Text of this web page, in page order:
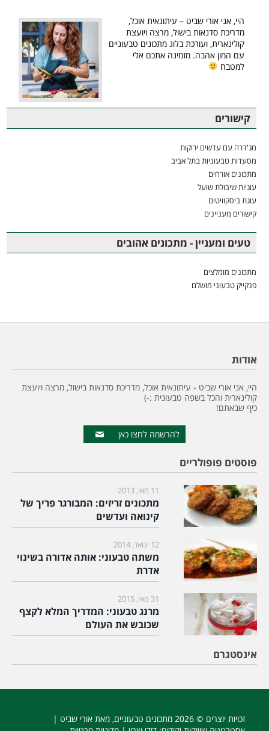
היי, אני אורי שביט – עיתונאית אוכל,
מדריכת סדנאות בישול, מרצה ויועצת
קולינארית, ועורכת בלוג מתכונים טבעוניים
עם המון אהבה. מזמינה אתכם אלי
למטבח
קישורים
מג'דרה עם עדשים ירוקות
מסעדות טבעוניות בתל אביב
מתכונים אורחים
עוגיות שיבולת שועל
עוגת ביסקוויטים
קישורים מעניינים
טעים ומעניין - מתכונים אהובים
מתכונים מומלצים
פנקייק טבעוני מושלם
אודות
היי, אני אורי שביט - עיתונאית אוכל, מדריכת סדנאות בישול, מרצה ויועצת
קולינארית והכל בשפה טבעונית :-)
כיף שבאתם!
להרשמה לחצו כאן
פוסטים פופולריים
11 מאי, 2013
מתכונים זריזים: המבורגר פריך של
קינואה ועדשים
12 ינואר, 2014
משתה טבעוני: אותה אדורה בשינוי
אדרת
31 מאי, 2015
מרנג טבעוני: המדריך המלא לקצף
שכובש את העולם
אינסטגרם
זכויות יוצרים © 2026 מתכונים טבעוניים, מאת אורי שביט |